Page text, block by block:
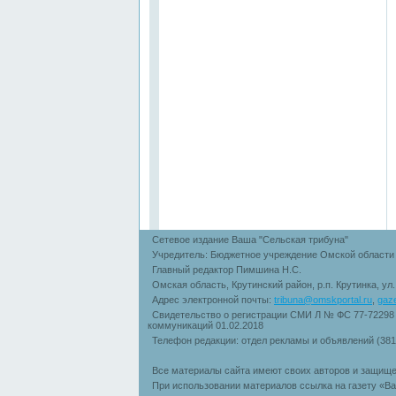
Сетевое издание Ваша "Сельская трибуна"
Учредитель: Бюджетное учреждение Омской
Главный редактор Пимшина Н.С.
Омская область, Крутинский район, р.п. Крутинка,
Адрес электронной почты: tribuna@omskportal.ru
Свидетельство о регистрации СМИ Л № ФС 77-
коммуникаций 01.02.2018
Телефон редакции: отдел рекламы и объявлений
Все материалы сайта имеют своих авторов и
При использовании материалов ссылка на газету